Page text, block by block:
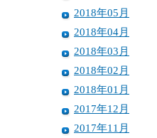
2018年05月
2018年04月
2018年03月
2018年02月
2018年01月
2017年12月
2017年11月